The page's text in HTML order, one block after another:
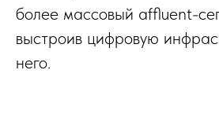
более массовый affluent-
выстроив цифровую
него.